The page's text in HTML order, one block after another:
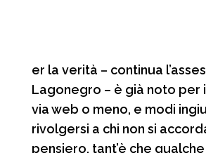
er la verità – continua
Lagonegro – è già noto per
via web o meno, e modi
rivolgersi a chi non si
pensiero, tant’è che